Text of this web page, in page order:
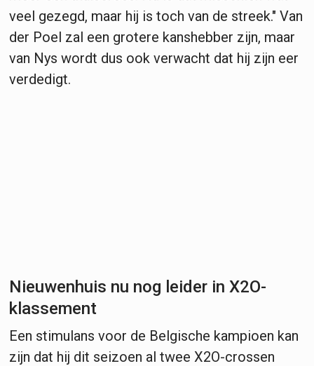
veel gezegd, maar hij is toch van de streek." Van
der Poel zal een grotere kanshebber zijn, maar
van Nys wordt dus ook verwacht dat hij zijn eer
verdedigt.
Nieuwenhuis nu nog leider in X2O-
klassement
Een stimulans voor de Belgische kampioen kan
zijn dat hij dit seizoen al twee X2O-crossen